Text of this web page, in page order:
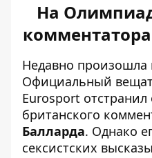
На
Недавно произошла
Официальный
Eurosport
британского
Балларда. Однако
сексистских